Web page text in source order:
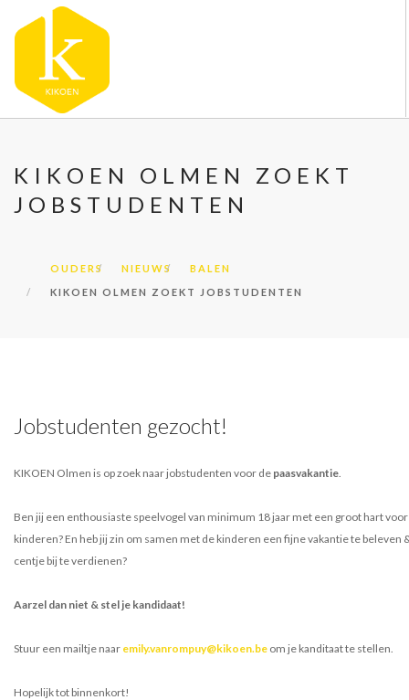
ONZE VESTIGINGEN
VACATURES
CONTACT
FAQ
KIKOEN OLMEN ZOEKT
JOBSTUDENTEN
OUDERS NIEUWS
BALEN
KIKOEN OLMEN ZOEKT JOBSTUDENTEN
Jobstudenten gezocht!
KIKOEN Olmen is op zoek naar jobstudenten voor de paasvakantie.
Ben jij een enthousiaste speelvogel van minimum 18 jaar met een groot hart voor
kinderen? En heb jij zin om samen met de kinderen een fijne vakantie te beleven
centje bij te verdienen?
Aarzel dan niet & stel je kandidaat!
Stuur een mailtje naar emily.vanrompuy@kikoen.be om je kanditaat te stellen.
Hopelijk tot binnenkort!